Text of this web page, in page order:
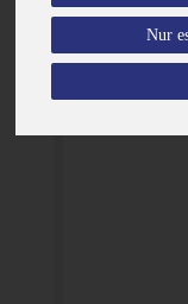
Nur